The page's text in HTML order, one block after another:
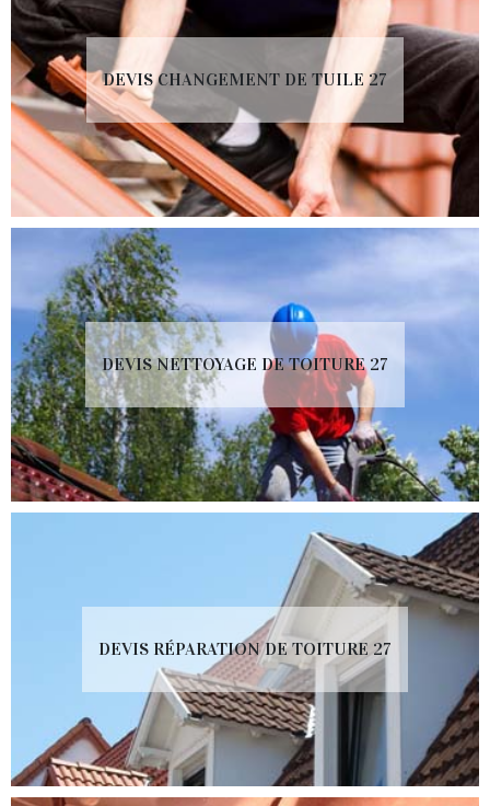
DEVIS CHANGEMENT DE TUILE 27
DEVIS NETTOYAGE DE TOITURE 27
DEVIS RÉPARATION DE TOITURE 27